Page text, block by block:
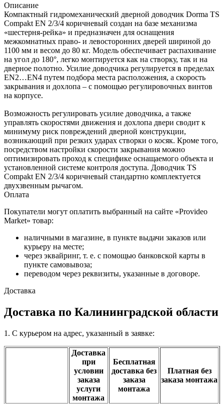
Описание
Компактный гидромеханический дверной доводчик Dorma TS
Compakt EN 2/3/4 коричневый создан на базе механизма
«шестерня-рейка» и предназначен для оснащения
межкомнатных право- и левосторонних дверей шириной до
1100 мм и весом до 80 кг. Модель обеспечивает распахивание
на угол до 180°, легко монтируется как на створку, так и на
дверное полотно. Усилие доводчика регулируется в пределах
EN2…EN4 путем подбора места расположения, а скорость
закрывания и дохлопа – с помощью регулировочных винтов
на корпусе.
Возможность регулировать усилие доводчика, а также
управлять скоростями движения и дохлопа двери сводит к
минимуму риск повреждений дверной конструкции,
возникающий при резких ударах створки о косяк. Кроме того,
посредством настройки скорости закрывания можно
оптимизировать проход к специфике оснащаемого объекта и
установленной системе контроля доступа. Доводчик TS
Compakt EN 2/3/4 коричневый стандартно комплектуется
двухзвенным рычагом.
Оплата
Покупатели могут оплатить выбранный на сайте «Provideo
Market» товар:
наличными в магазине, в пункте выдачи заказов или
курьеру на месте;
через эквайринг, т. е. с помощью банковской карты в
пункте самовывоза;
переводом через реквизиты, указанные в договоре.
Доставка
Доставка по Калининградской области
1. С курьером на адрес, указанный в заявке:
Доставка
при
условии
заказа
услуги
монтажа
Бесплатная
доставка без
заказа
монтажа
Платная без
заказа монтажа